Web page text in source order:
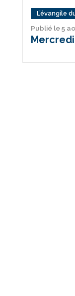
L’évangile
Publié le 5